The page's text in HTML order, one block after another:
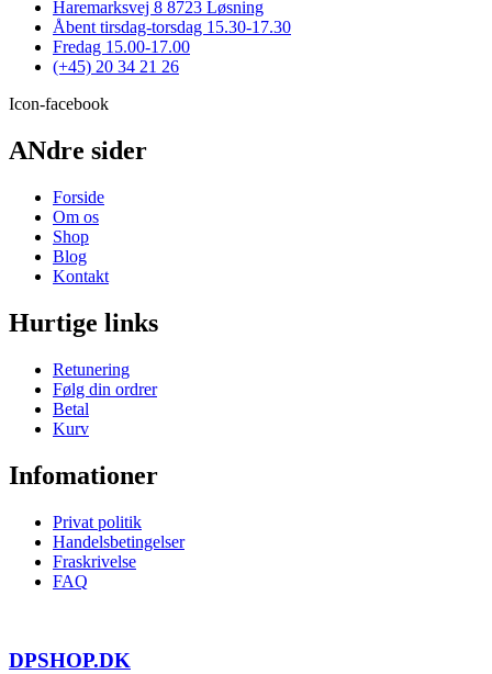
Haremarksvej 8 8723 Løsning
Åbent tirsdag-torsdag 15.30-17.30
Fredag 15.00-17.00
(+45) 20 34 21 26
Icon-facebook
ANdre sider
Forside
Om os
Shop
Blog
Kontakt
Hurtige links
Retunering
Følg din ordrer
Betal
Kurv
Infomationer
Privat politik
Handelsbetingelser
Fraskrivelse
FAQ
DPSHOP.DK